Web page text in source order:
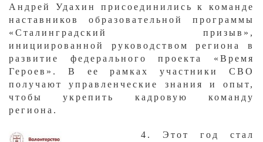
Андрей Удахин присоединились к команде
наставников образовательной программы
«Сталинградский призыв»,
инициированной руководством региона в
развитие федерального проекта «Время
Героев». В ее рамках участники СВО
получают управленческие знания и опыт,
чтобы укрепить кадровую команду
региона.
​4. Этот год стал